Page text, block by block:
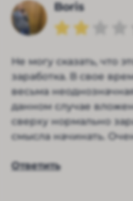
Boris
Не могу сказать, что
заработка. В свое
весьма
данном случае
сверху нормально
смысла начинать.
Ответить